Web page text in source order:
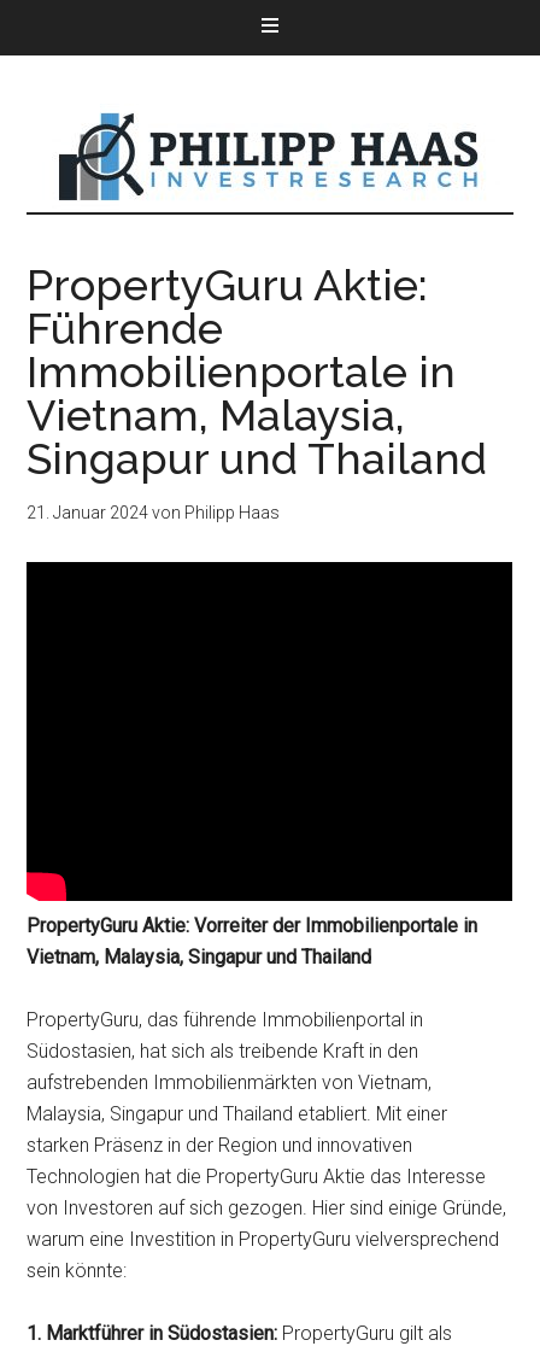
PropertyGuru Aktie:
Führende
Immobilienportale in
Vietnam, Malaysia,
Singapur und Thailand
21. Januar 2024von Philipp Haas
PropertyGuru Aktie: Vorreiter der Immobilienportale in
Vietnam, Malaysia, Singapur und Thailand
PropertyGuru, das führende Immobilienportal in
Südostasien, hat sich als treibende Kraft in den
aufstrebenden Immobilienmärkten von Vietnam,
Malaysia, Singapur und Thailand etabliert. Mit einer
starken Präsenz in der Region und innovativen
Technologien hat die PropertyGuru Aktie das Interesse
von Investoren auf sich gezogen. Hier sind einige Gründe,
warum eine Investition in PropertyGuru vielversprechend
sein könnte:
1. Marktführer in Südostasien: PropertyGuru gilt als